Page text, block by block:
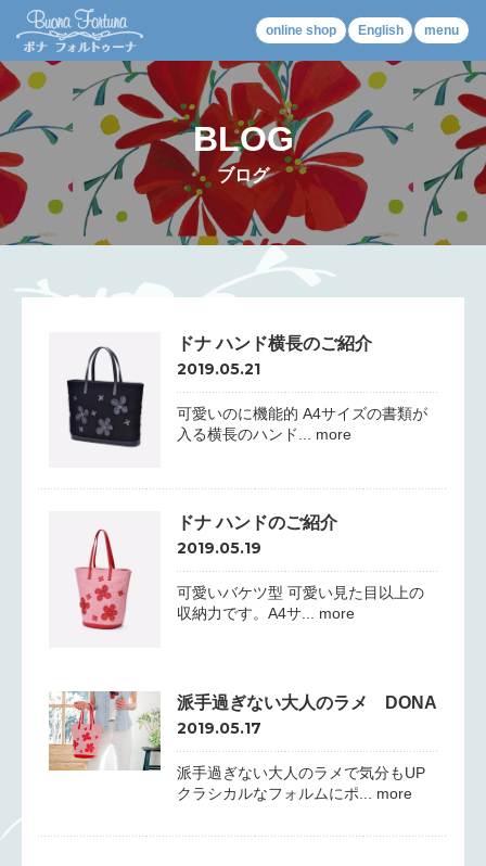
online shop English menu
BLOG
ブログ
ドナ ハンド横長のご紹介
2019.05.21
可愛いのに機能的 A4サイズの書類が
入る横長のハンド... more
ドナ ハンドのご紹介
2019.05.19
可愛いバケツ型 可愛い見た目以上の
収納力です。A4サ... more
派手過ぎない大人のラメ DONA
2019.05.17
派手過ぎない大人のラメで気分もUP
クラシカルなフォルムにポ... more